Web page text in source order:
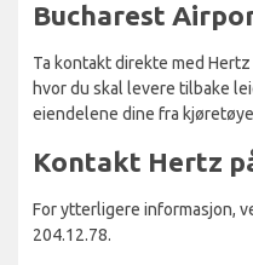
Bucharest
Ta kontakt direkte med
hvor du skal levere tilbake
eiendelene dine fra
Kontakt Hertz
For ytterligere informasjon,
204.12.78.